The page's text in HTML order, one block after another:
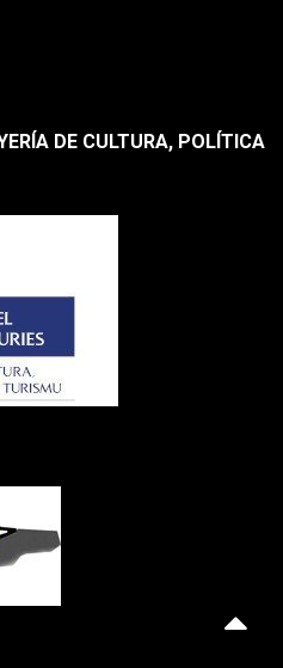
DE CULTURA, POLÍTICA